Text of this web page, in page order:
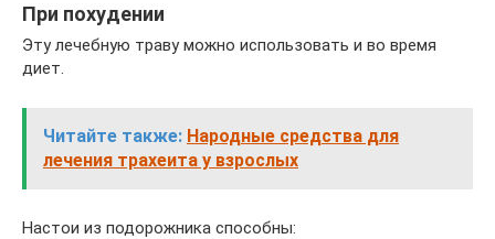
При похудении
Эту лечебную траву можно использовать и во время
диет.
Читайте также: Народные средства для
лечения трахеита у взрослых
Настои из подорожника способны: